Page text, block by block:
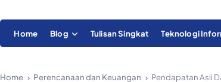
Home Blog Tulisan Singkat Teknologi
Home Perencanaan dan Keuangan
Pendapatan Asli